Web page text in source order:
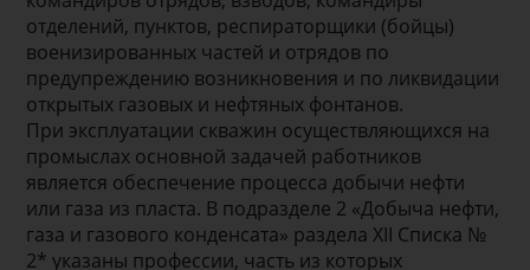
отделений, пунктов, респираторщики (бойцы)
военизированных частей и отрядов по
предупреждению возникновения и по ликвидации
открытых газовых и нефтяных фонтанов.
При эксплуатации скважин осуществляющихся на
промыслах основной задачей работников
является обеспечение процесса добычи нефти
или газа из пласта. В подразделе 2 «Добыча нефти,
газа и газового конденсата» раздела XII Списка №
2* указаны профессии, часть из которых